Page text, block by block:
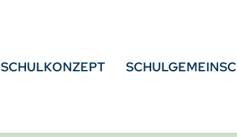
SCHULKONZEPT